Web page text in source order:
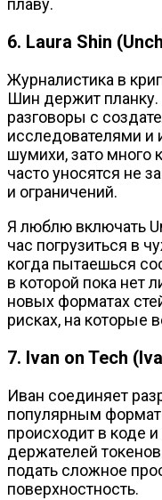
плаву.
6. Laura Shin
Журналистика в
Шин держит планку.
разговоры с
исследователями и
шумихи, зато много
часто уносятся не
и ограничений.
Я люблю включать
час погрузиться в
когда пытаешься
в которой пока нет
новых форматах
рисках, на которые
7. Ivan on Tech
Иван соединяет
популярным
происходит в коде
держателей
подать сложное
поверхностность.